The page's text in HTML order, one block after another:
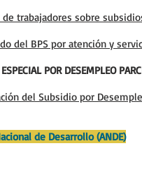
de trabajadores sobre
del BPS por atención y
POR DESEMPLEO
del Subsidio por
de Desarrollo (ANDE)